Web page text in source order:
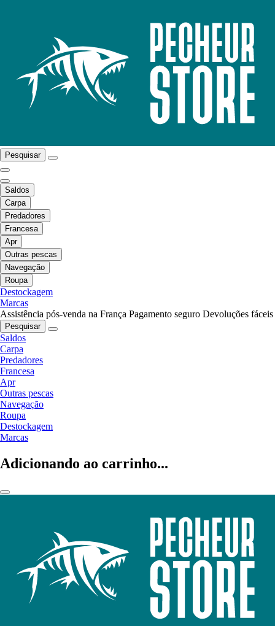
Pesquisar
Saldos
Carpa
Predadores
Francesa
Apr
Outras pescas
Navegação
Roupa
Destockagem
Marcas
Assistência pós-venda na França Pagamento seguro Devoluções fáceis
Pesquisar
Saldos
Carpa
Predadores
Francesa
Apr
Outras pescas
Navegação
Roupa
Destockagem
Marcas
Adicionando ao carrinho...